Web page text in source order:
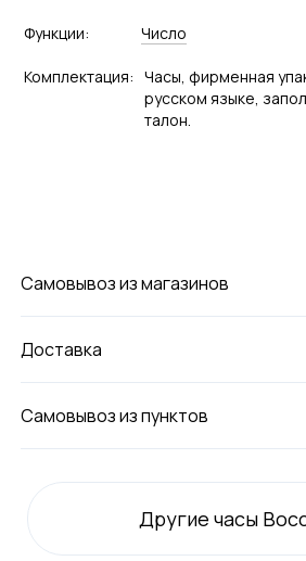
Функции: Число
Комплектация: Часы, фирменная
русском языке,
талон.
Самовывоз из магазинов
Доставка
Самовывоз из пунктов
Другие часы